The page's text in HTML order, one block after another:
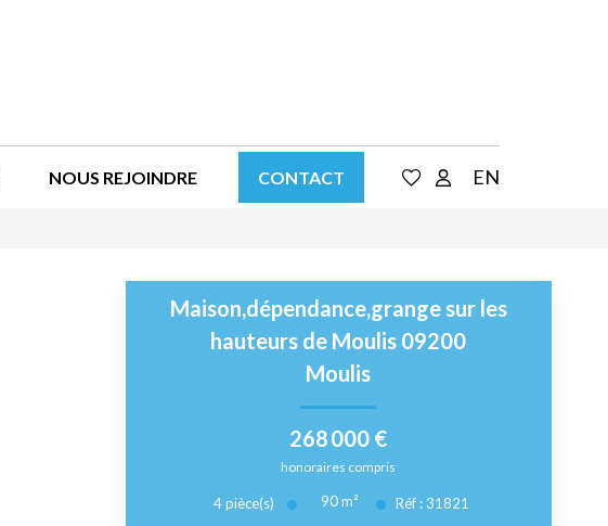
NOUS REJOINDRE CONTACT EN
Maison,dépendance,grange sur les
hauteurs de Moulis 09200
Moulis
268 000 €
honoraires compris
4pièce(s) 90m² Réf : 31821